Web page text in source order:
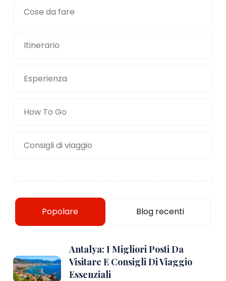
Cose da fare
Itinerario
Esperienza
How To Go
Consigli di viaggio
Popolare Blog recenti
Antalya: I Migliori Posti Da
Visitare E Consigli Di Viaggio
Essenziali